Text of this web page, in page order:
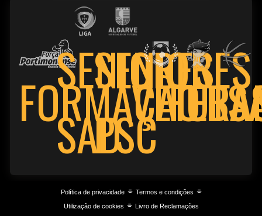
FORMAÇÃO
SENIORES
SAD
SENIORES
PSC
Política de privacidade⌯ Termos e condições ⌯
Utilização de cookies ⌯ Livro de Reclamações